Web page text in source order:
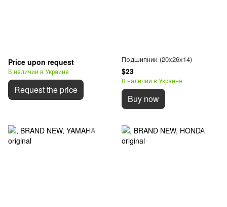
Price upon request
В наличии в Украине
Request the price
Подшипник (20x26x14)
$23
В наличии в Украине
Buy now